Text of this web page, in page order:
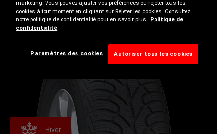
disponibles que sur certaines tailles, utilisez notre outil
de recherche de pneus pour en savoir plus.
Hiver
marketing. Vous pouvez ajuster vos préférences ou rejeter tous les
cookies à tout moment en cliquant sur Rejeter les cookies. Consultez
notre politique de confidentialité pour en savoir plus.
Politique de
confidentialité
Paramètres des cookies Autoriser tous les cookies